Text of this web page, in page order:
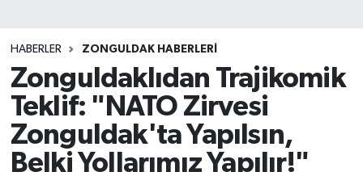
HABERLER ZONGULDAK HABERLERI
Zonguldaklıdan Trajikomik
Teklif: "NATO Zirvesi
Zonguldak'ta Yapılsın,
Belki Yollarımız Yapılır!"
DÜZCE
EREĞLİ
GÖKÇEBEY